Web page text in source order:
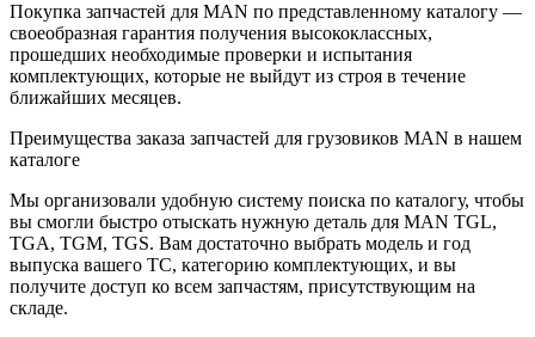
Покупка запчастей для MAN по представленному каталогу —
своеобразная гарантия получения высококлассных,
прошедших необходимые проверки и испытания
комплектующих, которые не выйдут из строя в течение
ближайших месяцев.
Преимущества заказа запчастей для грузовиков MAN в нашем
каталоге
Мы организовали удобную систему поиска по каталогу, чтобы
вы смогли быстро отыскать нужную деталь для MAN TGL,
TGA, TGM, TGS. Вам достаточно выбрать модель и год
выпуска вашего ТС, категорию комплектующих, и вы
получите доступ ко всем запчастям, присутствующим на
складе.